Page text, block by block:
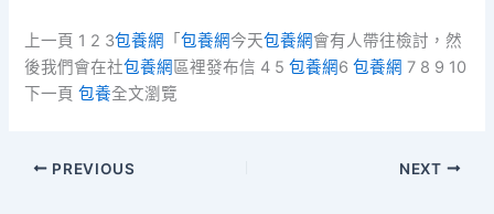
上一頁 1 2 3包養網 「包養網今天包養網會有人帶往檢討，然
後我們會在社包養網區裡發布信 4 5包養網6包養網 7 8 9 10
下一頁包養全文瀏覽
PREVIOUS NEXT